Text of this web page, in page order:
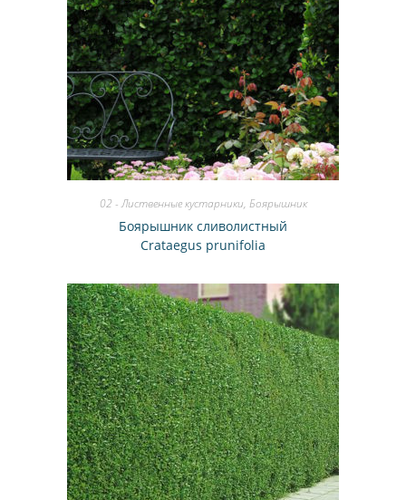
02 - Лиственные кустарники, Боярышник
Боярышник сливолистный
Crataegus prunifolia